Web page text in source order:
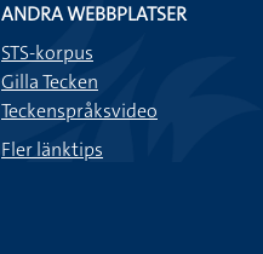
ANDRA WEBBPLATSER
STS-korpus
Gilla Tecken
Teckenspråksvideo
Fler länktips